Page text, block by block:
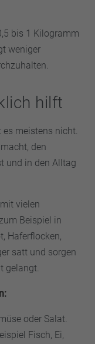
bis 1 Kilogramm
weniger
hilft
es meistens nicht.
den
und in den Alltag
vielen
Beispiel in
Haferflocken,
satt und sorgen
gelangt.
oder Salat.
Fisch, Ei,